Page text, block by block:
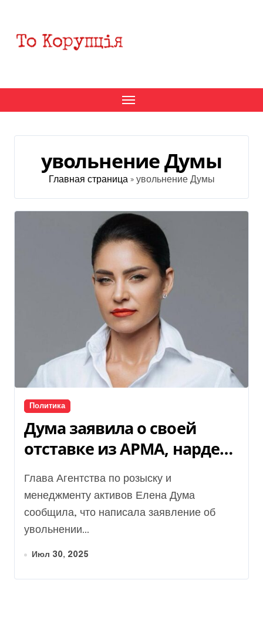
содержанию
увольнение Думы
Главная страница» увольнение Думы
Политика
Дума заявила о своей
отставке из АРМА, нардеп
раскрыл детали
Глава Агентства по розыску и
менеджменту активов Елена Дума
сообщила, что написала заявление об
увольнении...
Июл 30, 2025